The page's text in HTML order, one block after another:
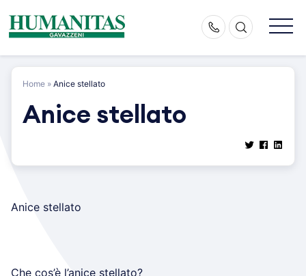
content
Home » Anice stellato
Anice stellato
Anice stellato
Che cos’è l’anice stellato?